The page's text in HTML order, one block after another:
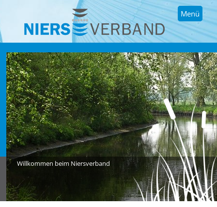
Menü
Willkommen beim Niersverband